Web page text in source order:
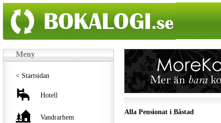
Meny
< Startsidan
Hotell
Vandrarhem
Alla Pensionat i Båstad